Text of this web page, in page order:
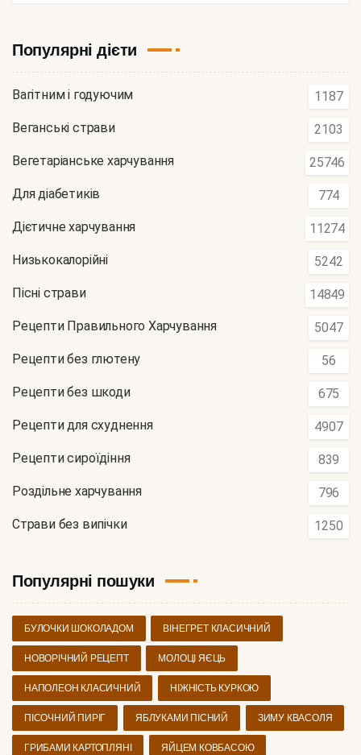
Популярні дієти
Вагітним і годуючим 1187
Веганські страви 2103
Вегетаріанське харчування 25746
Для діабетиків 774
Дієтичне харчування 11274
Низькокалорійні 5242
Пісні страви 14849
Рецепти Правильного Харчування 5047
Рецепти без глютену 56
Рецепти без шкоди 675
Рецепти для схуднення 4907
Рецепти сироїдіння 839
Роздільне харчування 796
Страви без випічки 1250
Популярні пошуки
БУЛОЧКИ ШОКОЛАДОМ ВІНЕГРЕТ КЛАСИЧНИЙ
НОВОРІЧНИЙ РЕЦЕПТ МОЛОЦІ ЯЄЦЬ
НАПОЛЕОН КЛАСИЧНИЙ НІЖНІСТЬ КУРКОЮ
ПІСОЧНИЙ ПИРІГ ЯБЛУКАМИ ПІСНИЙ ЗИМУ КВАСОЛЯ
ГРИБАМИ КАРТОПЛЯНІ ЯЙЦЕМ КОВБАСОЮ